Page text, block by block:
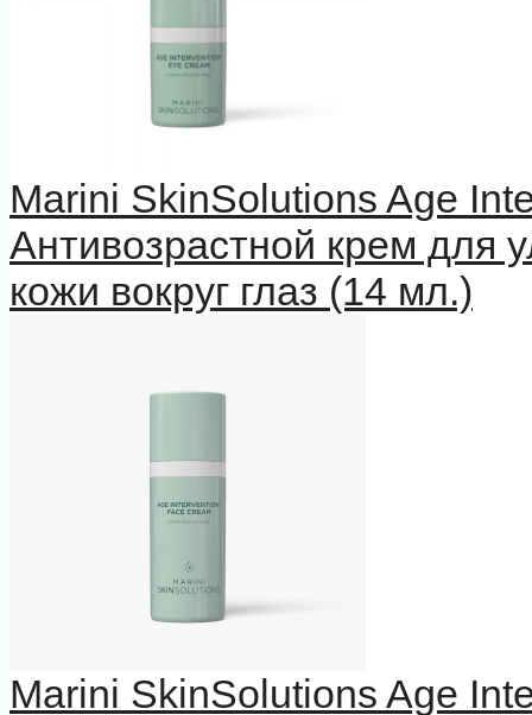
Marini SkinSolutions Age
Антивозрастной крем для
кожи вокруг глаз (14 мл.)
Marini SkinSolutions Age